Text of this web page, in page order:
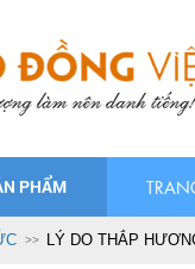
PHẨM
LÝ DO THẮP